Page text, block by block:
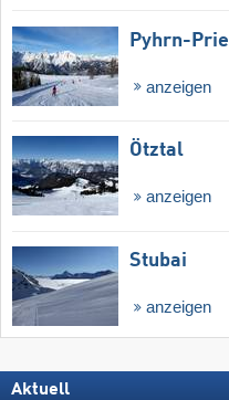
Pyhrn-
anzeigen
Ötztal
anzeigen
Stubai
anzeigen
Aktuell